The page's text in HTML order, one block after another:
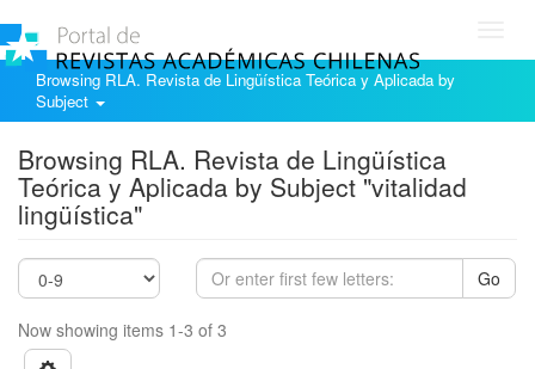
Browsing RLA. Revista de Lingüística Teórica y Aplicada by
Subject
Browsing RLA. Revista de Lingüística
Teórica y Aplicada by Subject "vitalidad
lingüística"
Go
Now showing items 1-3 of 3